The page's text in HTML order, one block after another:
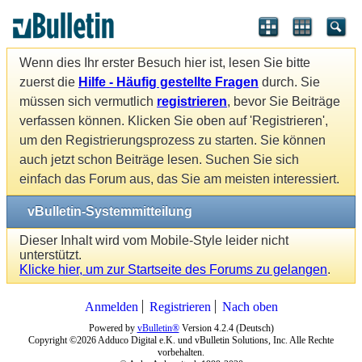
Wenn dies Ihr erster Besuch hier ist, lesen Sie bitte
zuerst die Hilfe - Häufig gestellte Fragen durch. Sie
müssen sich vermutlich registrieren, bevor Sie Beiträge
verfassen können. Klicken Sie oben auf 'Registrieren',
um den Registrierungsprozess zu starten. Sie können
auch jetzt schon Beiträge lesen. Suchen Sie sich
einfach das Forum aus, das Sie am meisten interessiert.
vBulletin-Systemmitteilung
Dieser Inhalt wird vom Mobile-Style leider nicht
unterstützt.
Klicke hier, um zur Startseite des Forums zu gelangen.
Anmelden Registrieren Nach oben
Powered by vBulletin®Version 4.2.4 (Deutsch)
Copyright ©2026 Adduco Digital e.K. und vBulletin Solutions, Inc. Alle Rechte
vorbehalten.